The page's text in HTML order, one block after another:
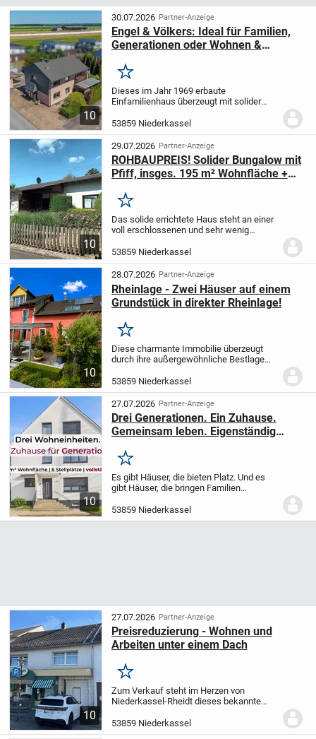
10
30.07.2026 Partner-Anzeige
Engel & Völkers: Ideal für Familien,
Generationen oder Wohnen &
Merken
Dieses im Jahr 1969 erbaute
Einfamilienhaus überzeugt mit solider
einem großzügigen Raumangebot. Auf ca.
123 m² Wohnfläche und einem 819 m²
großen Grundstück...
53859 Niederkassel
10
29.07.2026 Partner-Anzeige
ROHBAUPREIS! Solider Bungalow mit
Pfiff, insges. 195 m² Wohnfläche +
Merken
Das solide errichtete Haus steht an einer
voll erschlossenen und sehr wenig
allen Versorgungen (Beleuchtung,
Wasser, Strom, Telekomunikation,
öffentlicher...
53859 Niederkassel
10
28.07.2026 Partner-Anzeige
Rheinlage - Zwei Häuser auf einem
Grundstück in direkter Rheinlage!
Merken
Diese charmante Immobilie überzeugt
durch ihre außergewöhnliche Bestlage
unverbaubaren Blick auf das Wasser und
die Einfahrt zum Mondorfer Yachthafen.
Das gepflegte...
53859 Niederkassel
10
27.07.2026 Partner-Anzeige
Drei Generationen. Ein Zuhause.
Gemeinsam leben. Eigenständig
Merken
Es gibt Häuser, die bieten Platz. Und es
gibt Häuser, die bringen Familien
Niederkassel-Rheidt eröffnet eine
Wohnform, die heute gefragter ist denn je:
53859 Niederkassel
10
27.07.2026 Partner-Anzeige
Preisreduzierung - Wohnen und
Arbeiten unter einem Dach
Merken
Zum Verkauf steht im Herzen von
Niederkassel-Rheidt dieses bekannte
beherbergte seit Jahrzehnten die sehr
bekannte und geschätzte Metzgerei
53859 Niederkassel